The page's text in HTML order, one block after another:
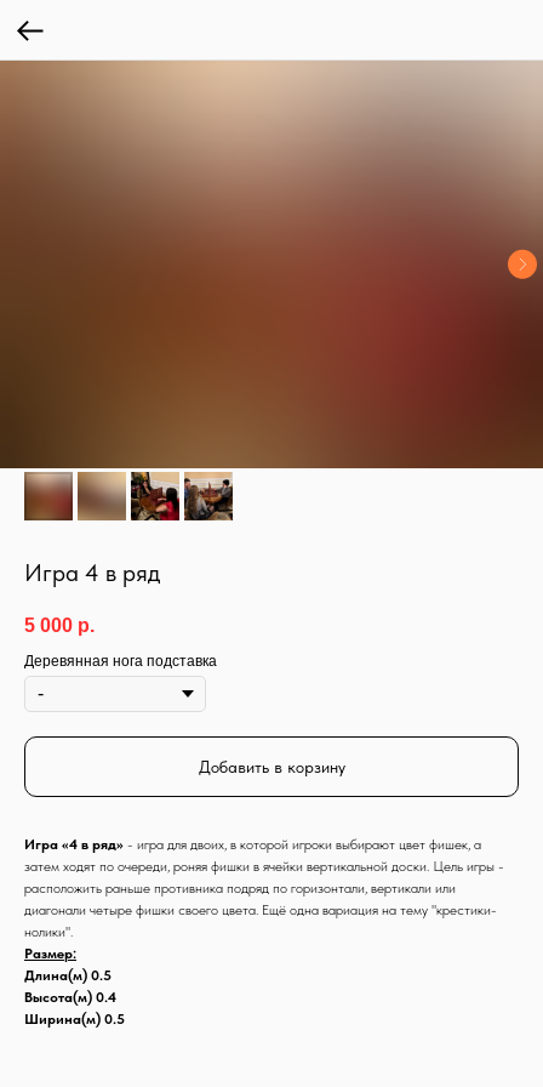
Игра 4 в ряд
5 000 р.
Деревянная нога подставка
Добавить в корзину
Игра «4 в ряд» - игра для двоих, в которой игроки выбирают цвет фишек, а
затем ходят по очереди, роняя фишки в ячейки вертикальной доски. Цель игры -
расположить раньше противника подряд по горизонтали, вертикали или
диагонали четыре фишки своего цвета. Ещё одна вариация на тему "крестики-
нолики".
Размер:
Длина(м) 0.5
Высота(м) 0.4
Ширина(м) 0.5